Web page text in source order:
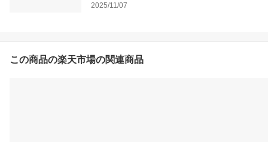
2025/11/07
この商品の楽天市場の関連商品